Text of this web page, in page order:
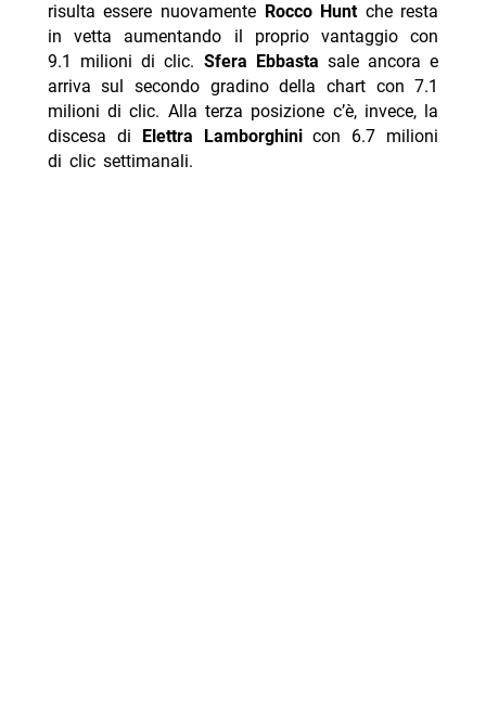
risulta essere nuovamente Rocco Hunt che resta
in vetta aumentando il proprio vantaggio con
9.1 milioni di clic. Sfera Ebbasta sale ancora e
arriva sul secondo gradino della chart con 7.1
milioni di clic. Alla terza posizione c’è, invece, la
discesa di Elettra Lamborghinicon 6.7 milioni
di clic settimanali.